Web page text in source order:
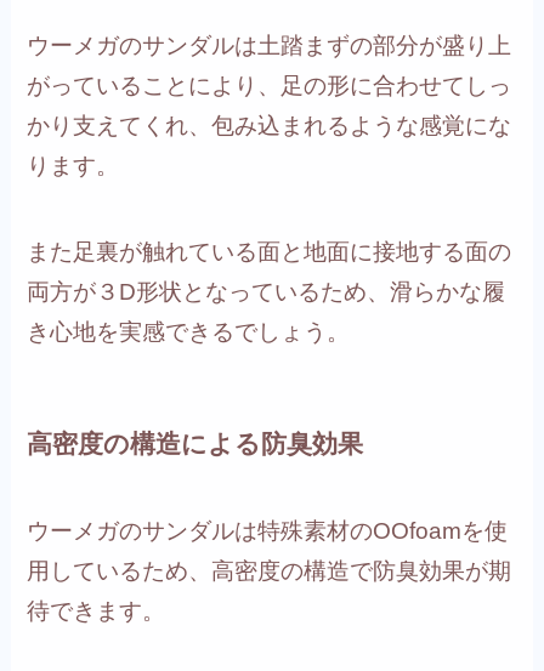
ウーメガのサンダルは土踏まずの部分が盛り上
がっていることにより、足の形に合わせてしっ
かり支えてくれ、包み込まれるような感覚にな
ります。
また足裏が触れている面と地面に接地する面の
両方が３D形状となっているため、滑らかな履
き心地を実感できるでしょう。
高密度の構造による防臭効果
ウーメガのサンダルは特殊素材のOOfoamを使
用しているため、高密度の構造で防臭効果が期
待できます。